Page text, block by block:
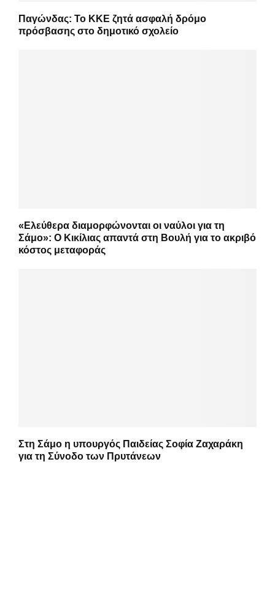
Παγώνδας: Το ΚΚΕ ζητά ασφαλή δρόμο
πρόσβασης στο δημοτικό σχολείο
«Ελεύθερα διαμορφώνονται οι ναύλοι για τη
Σάμο»: Ο Κικίλιας απαντά στη Βουλή για το ακριβό
κόστος μεταφοράς
Στη Σάμο η υπουργός Παιδείας Σοφία Ζαχαράκη
για τη Σύνοδο των Πρυτάνεων